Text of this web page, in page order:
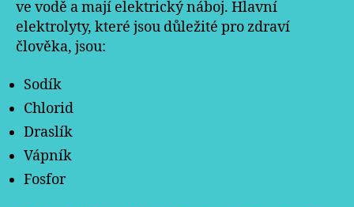
ve vodě a mají elektrický náboj. Hlavní
elektrolyty, které jsou důležité pro zdraví
člověka, jsou:
Sodík
Chlorid
Draslík
Vápník
Fosfor